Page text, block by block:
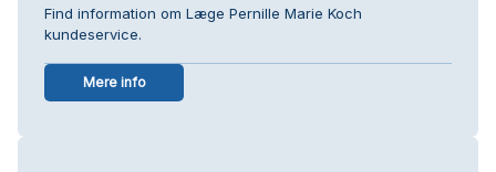
Find information om Læge Pernille Marie Koch
kundeservice.
Mere info